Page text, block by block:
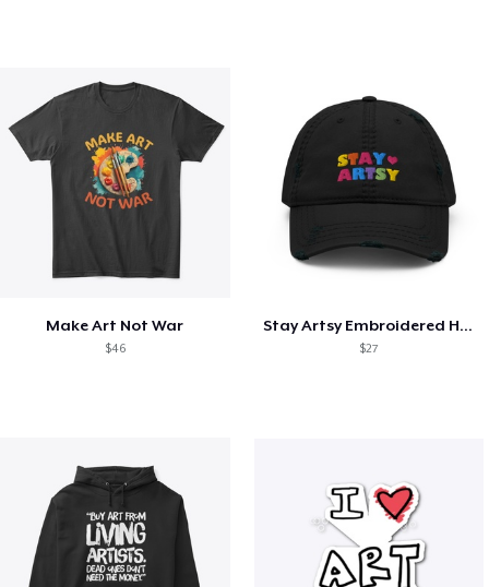
Make Art Not War
$46
Stay Artsy Embroidered Hat
$27